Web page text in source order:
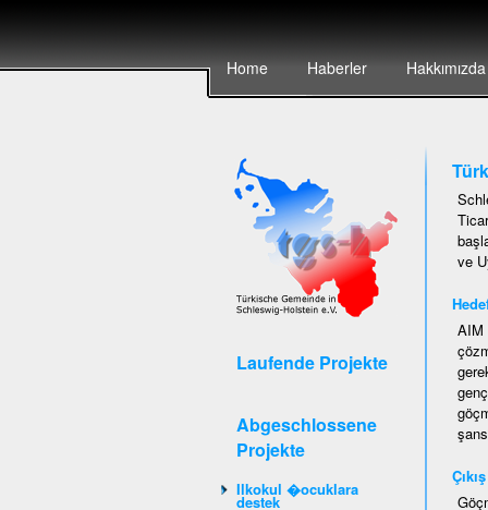
Home Haberler Hakkımızda
Laufende Projekte
Abgeschlossene
Projekte
Ilkokul �ocuklara
destek
ve
AIM
Ç